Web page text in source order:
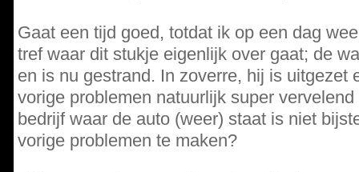
Gaat een tijd goed, totdat ik op een dag
tref waar dit stukje eigenlijk over gaat; de
en is nu gestrand. In zoverre, hij is uitgezet
vorige problemen natuurlijk super
bedrijf waar de auto (weer) staat is niet
vorige problemen te maken?